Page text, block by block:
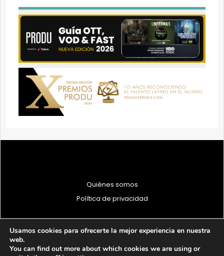
Quiénes somos
Política de privacidad
© 1997 - 2026 PRODU - Todos los derechos reservados
Usamos cookies para ofrecerte la mejor experiencia en nuestra
web.
You can find out more about which cookies we are using or